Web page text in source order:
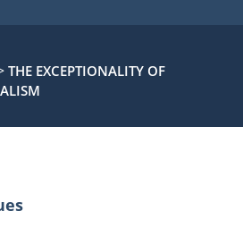
THE EXCEPTIONALITY OF